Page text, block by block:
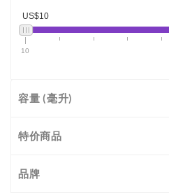
US$10
10
容量 (毫升)
特价商品
品牌